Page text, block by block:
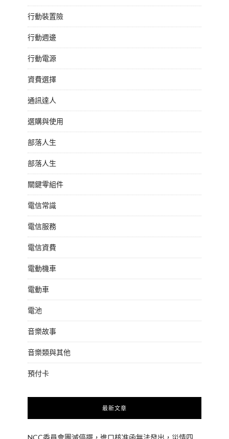
行動裝置險
行動週邊
行動電源
資費選擇
通訊達人
選購與使用
部落人生
部落人生
關鍵零組件
電信常識
電信服務
電信資費
電動機車
電動車
電池
音樂故事
音樂類與其他
預付卡
最新文章
NCC委員會團滅停擺，進口核准函無法發出，災情四